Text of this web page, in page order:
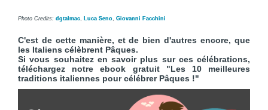
Photo Credits: dgtalmac, Luca Seno, Giovanni Facchini
C'est de cette manière, et de bien d'autres encore, que
les Italiens célèbrent Pâques.
Si vous souhaitez en savoir plus sur ces célébrations,
téléchargez notre ebook gratuit "Les 10 meilleures
traditions italiennes pour célébrer Pâques !"